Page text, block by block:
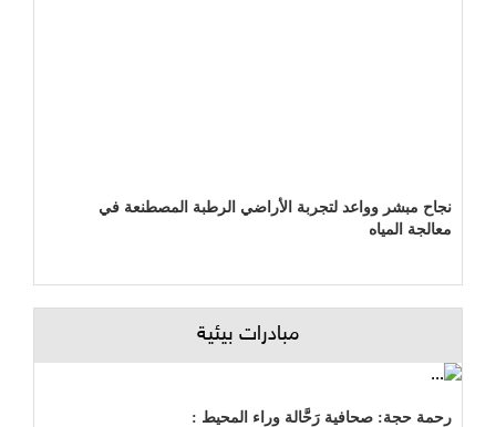
نجاح مبشر وواعد لتجربة الأراضي الرطبة المصطنعة في
معالجة المياه
مبادرات بيئية
رحمة حجة: صحافية رَحَّالة وراء المحيط :